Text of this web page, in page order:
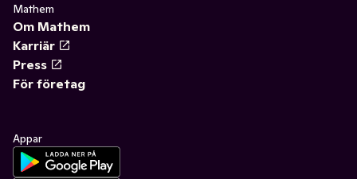
Mathem
Om Mathem
Karriär
Press
För företag
Appar